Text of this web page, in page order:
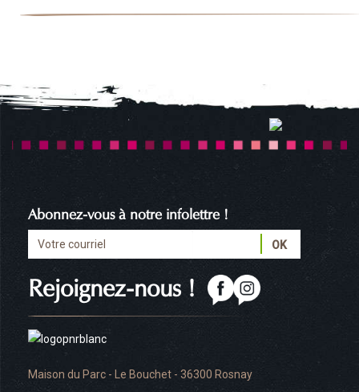
Maison du Parc - Le Bouchet - 36300 Rosnay
Rejoignez-nous !
Abonnez-vous à notre infolettre !